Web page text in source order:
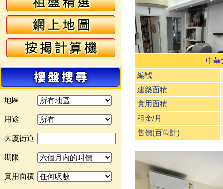
地區
用途
大廈街道
期限
實用面積
中華
編號
建築面積
實用面積
租金/月
售價(百萬計)